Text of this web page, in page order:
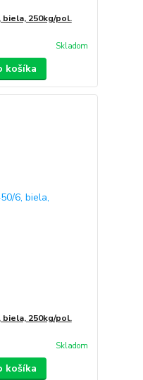
biela, 250kg/pol.
Skladom
košíka
biela, 250kg/pol.
Skladom
košíka